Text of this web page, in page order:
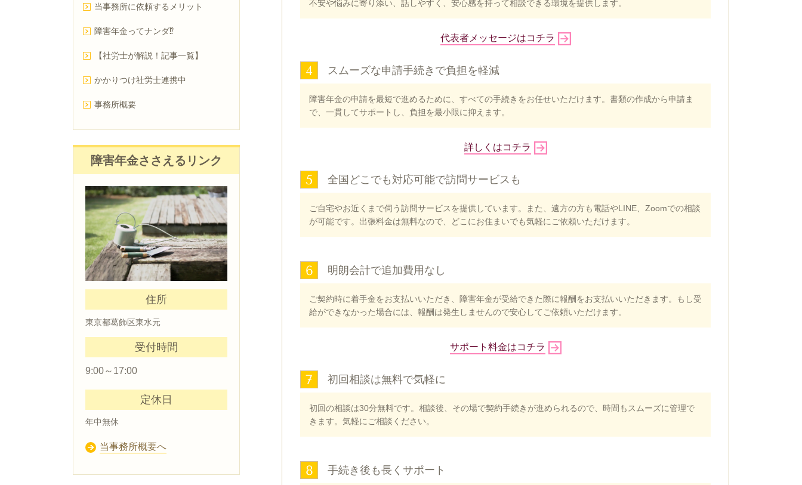
不安や悩みに寄り添い、話しやすく、安心感を持って相談できる環境を提供します。
代表者メッセージはコチラ
4 スムーズな申請手続きで負担を軽減
障害年金の申請を最短で進めるために、すべての手続きをお任せいただけます。書類の作成から申請ま
で、一貫してサポートし、負担を最小限に抑えます。
詳しくはコチラ
5 全国どこでも対応可能で訪問サービスも
ご自宅やお近くまで伺う訪問サービスを提供しています。また、遠方の方も電話やLINE、Zoomでの相談
が可能です。出張料金は無料なので、どこにお住まいでも気軽にご依頼いただけます。
6 明朗会計で追加費用なし
ご契約時に着手金をお支払いいただき、障害年金が受給できた際に報酬をお支払いいただきます。もし受
給ができなかった場合には、報酬は発生しませんので安心してご依頼いただけます。
サポート料金はコチラ
7 初回相談は無料で気軽に
初回の相談は30分無料です。相談後、その場で契約手続きが進められるので、時間もスムーズに管理で
きます。気軽にご相談ください。
8 手続き後も長くサポート
当事務所に依頼するメリット
障害年金ってナンダ⁉
【社労士が解説！記事一覧】
かかりつけ社労士連携中
事務所概要
障害年金ささえるリンク
住所
東京都葛飾区東水元
受付時間
9:00～17:00
定休日
年中無休
当事務所概要へ